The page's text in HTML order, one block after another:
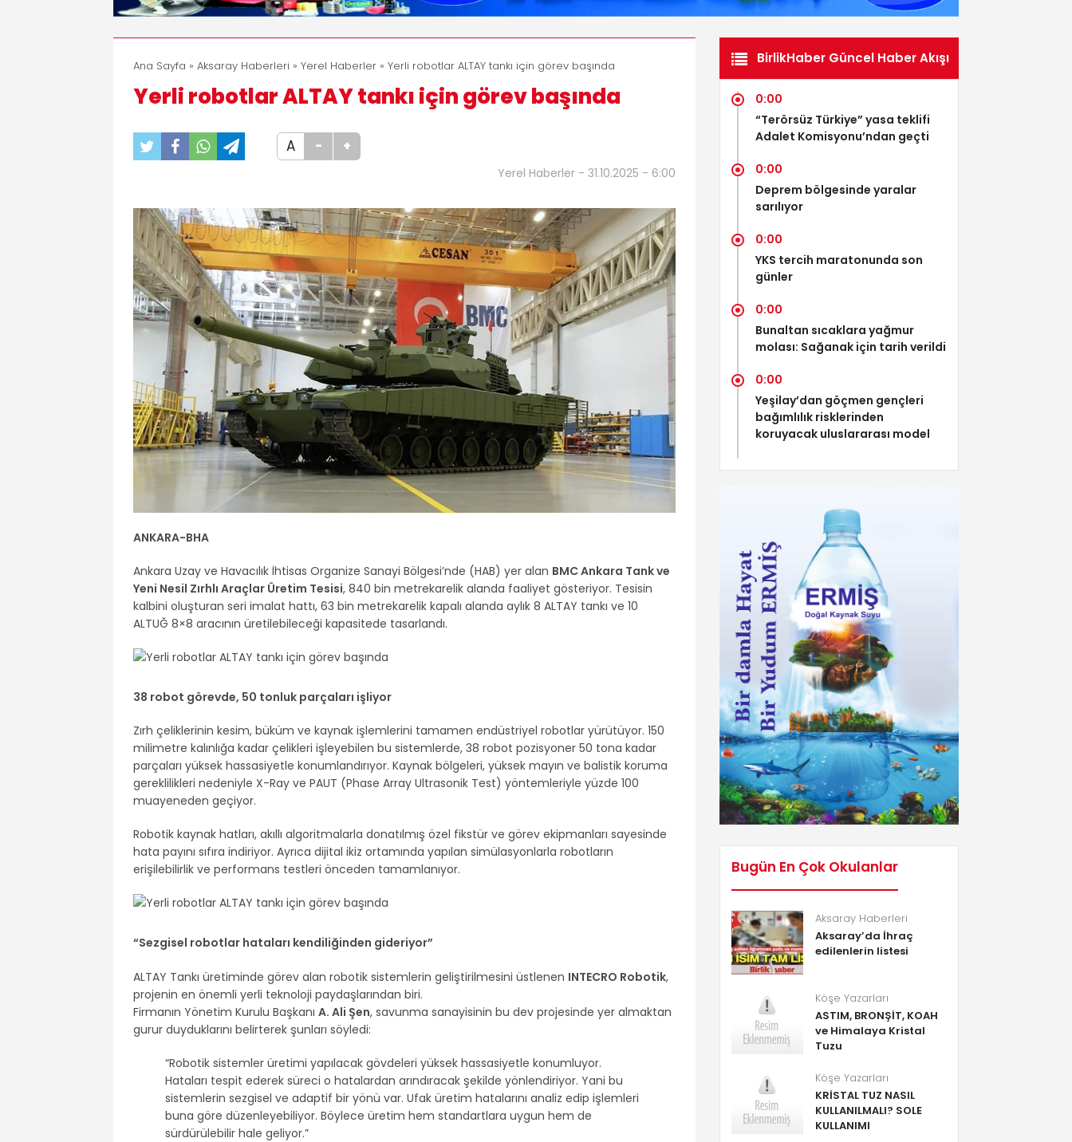
Ana Sayfa » Aksaray Haberleri » Yerel Haberler » Yerli robotlar ALTAY tankı için görev başında
Yerli robotlar ALTAY tankı için görev başında
A - +
Yerel Haberler - 31.10.2025 - 6:00
ANKARA-BHA
Ankara Uzay ve Havacılık İhtisas Organize Sanayi Bölgesi’nde (HAB) yer alan BMC Ankara Tank ve
Yeni Nesil Zırhlı Araçlar Üretim Tesisi, 840 bin metrekarelik alanda faaliyet gösteriyor. Tesisin
kalbini oluşturan seri imalat hattı, 63 bin metrekarelik kapalı alanda aylık 8 ALTAY tankı ve 10
ALTUĞ 8×8 aracının üretilebileceği kapasitede tasarlandı.
38 robot görevde, 50 tonluk parçaları işliyor
Zırh çeliklerinin kesim, büküm ve kaynak işlemlerini tamamen endüstriyel robotlar yürütüyor. 150
milimetre kalınlığa kadar çelikleri işleyebilen bu sistemlerde, 38 robot pozisyoner 50 tona kadar
parçaları yüksek hassasiyetle konumlandırıyor. Kaynak bölgeleri, yüksek mayın ve balistik koruma
gereklilikleri nedeniyle X-Ray ve PAUT (Phase Array Ultrasonik Test) yöntemleriyle yüzde 100
muayeneden geçiyor.
Robotik kaynak hatları, akıllı algoritmalarla donatılmış özel fikstür ve görev ekipmanları sayesinde
hata payını sıfıra indiriyor. Ayrıca dijital ikiz ortamında yapılan simülasyonlarla robotların
erişilebilirlik ve performans testleri önceden tamamlanıyor.
“Sezgisel robotlar hataları kendiliğinden gideriyor”
ALTAY Tankı üretiminde görev alan robotik sistemlerin geliştirilmesini üstlenen INTECRO Robotik,
projenin en önemli yerli teknoloji paydaşlarından biri.
Firmanın Yönetim Kurulu Başkanı A. Ali Şen, savunma sanayisinin bu dev projesinde yer almaktan
gurur duyduklarını belirterek şunları söyledi:
“Robotik sistemler üretimi yapılacak gövdeleri yüksek hassasiyetle konumluyor.
Hataları tespit ederek süreci o hatalardan arındıracak şekilde yönlendiriyor. Yani bu
sistemlerin sezgisel ve adaptif bir yönü var. Ufak üretim hatalarını analiz edip işlemleri
buna göre düzenleyebiliyor. Böylece üretim hem standartlara uygun hem de
sürdürülebilir hale geliyor.”
BirlikHaber Güncel Haber Akışı
0:00
“Terörsüz Türkiye” yasa teklifi
Adalet Komisyonu’ndan geçti
0:00
Deprem bölgesinde yaralar
sarılıyor
0:00
YKS tercih maratonunda son
günler
0:00
Bunaltan sıcaklara yağmur
molası: Sağanak için tarih verildi
0:00
Yeşilay’dan göçmen gençleri
bağımlılık risklerinden
koruyacak uluslararası model
Bugün En Çok Okulanlar
Aksaray Haberleri
Aksaray’da İhraç
edilenlerin listesi
Köşe Yazarları
ASTIM, BRONŞİT, KOAH
ve Himalaya Kristal
Tuzu
Köşe Yazarları
KRİSTAL TUZ NASIL
KULLANILMALI? SOLE
KULLANIMI